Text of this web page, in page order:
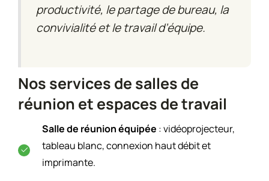
productivité, le partage de bureau, la
convivialité et le travail d’équipe.
Nos services de salles de
réunion et espaces de travail
Salle de réunion équipée : vidéoprojecteur,
tableau blanc, connexion haut débit et
imprimante.